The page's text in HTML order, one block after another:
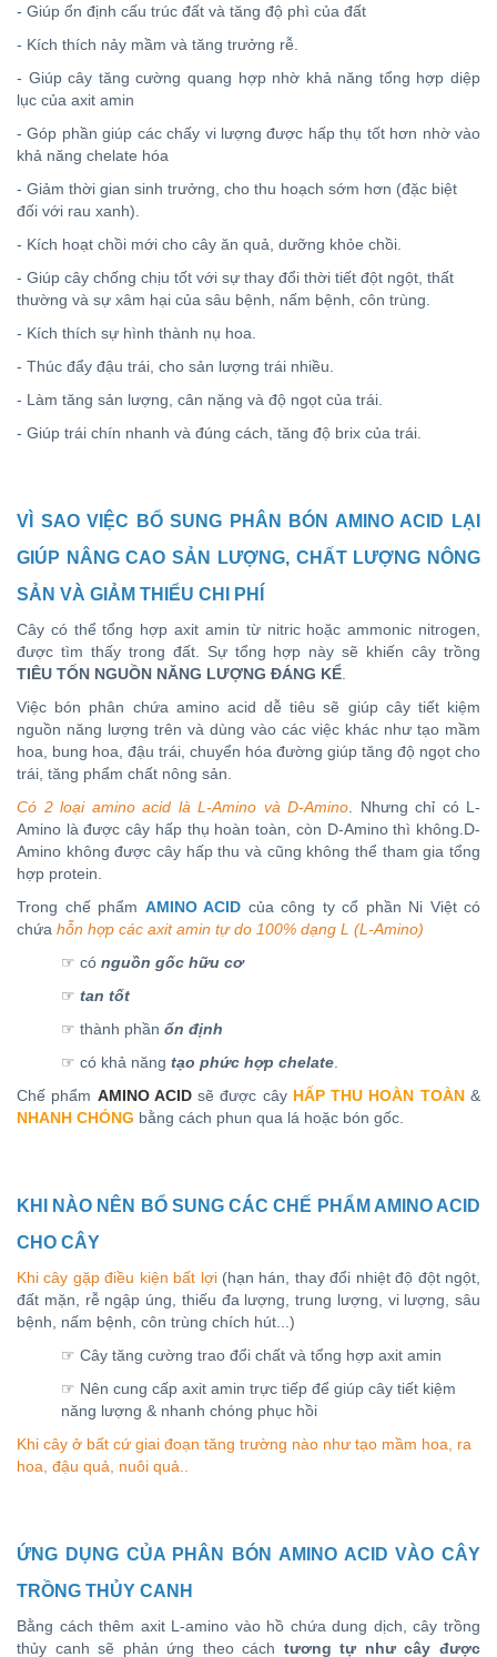
- Giúp ổn định cấu trúc đất và tăng độ phì của đất
- Kích thích nảy mầm và tăng trưởng rễ.
- Giúp cây tăng cường quang hợp nhờ khả năng tổng hợp diệp
lục của axit amin
- Góp phần giúp các chấy vi lượng được hấp thụ tốt hơn nhờ vào
khả năng chelate hóa
- Giảm thời gian sinh trưởng, cho thu hoạch sớm hơn (đặc biệt
đối với rau xanh).
- Kích hoạt chồi mới cho cây ăn quả, dưỡng khỏe chồi.
- Giúp cây chống chịu tốt với sự thay đổi thời tiết đột ngột, thất
thường và sự xâm hại của sâu bệnh, nấm bệnh, côn trùng.
- Kích thích sự hình thành nụ hoa.
- Thúc đẩy đậu trái, cho sản lượng trái nhiều.
- Làm tăng sản lượng, cân nặng và độ ngọt của trái.
- Giúp trái chín nhanh và đúng cách, tăng độ brix của trái.
VÌ SAO VIỆC BỔ SUNG PHÂN BÓN AMINO ACID LẠI
GIÚP NÂNG CAO SẢN LƯỢNG, CHẤT LƯỢNG NÔNG
SẢN VÀ GIẢM THIỂU CHI PHÍ
Cây có thể tổng hợp axit amin từ nitric hoặc ammonic nitrogen,
được tìm thấy trong đất. Sự tổng hợp này sẽ khiến cây trồng
TIÊU TỐN NGUỒN NĂNG LƯỢNG ĐÁNG KỂ
Việc bón phân chứa amino acid dễ tiêu sẽ giúp cây tiết kiệm
nguồn năng lượng trên và dùng vào các việc khác như tạo mầm
hoa, bung hoa, đậu trái, chuyển hóa đường giúp tăng độ ngọt cho
trái, tăng phẩm chất nông sản.
Có 2 loại amino acid là L-Amino và D-Amino . Nhưng chỉ có L-
Amino là được cây hấp thụ hoàn toàn, còn D-Amino thì không.D-
Amino không được cây hấp thu và cũng không thể tham gia tổng
hợp protein.
Trong chế phẩm AMINO ACID của công ty cổ phần Ni Việt có
chứa hỗn hợp các axit amin tự do 100% dạng L (L-Amino)
☞ có nguồn gốc hữu cơ
☞ tan tốt
☞ thành phần ổn định
☞ có khả năng tạo phức hợp chelate
Chế phẩm AMINO ACIDsẽ được cây HẤP THU HOÀN TOÀN&
NHANH CHÓNG bằng cách phun qua lá hoặc bón gốc.
KHI NÀO NÊN BỔ SUNG CÁC CHẾ PHẨM AMINO ACID
CHO CÂY
Khi cây gặp điều kiện bất lợi (hạn hán, thay đổi nhiệt độ đột ngột,
đất mặn, rễ ngập úng, thiếu đa lượng, trung lượng, vi lượng, sâu
bệnh, nấm bệnh, côn trùng chích hút...)
☞ Cây tăng cường trao đổi chất và tổng hợp axit amin
☞ Nên cung cấp axit amin trực tiếp để giúp cây tiết kiệm
năng lượng & nhanh chóng phục hồi
Khi cây ở bất cứ giai đoạn tăng trường nào như tạo mầm hoa, ra
hoa, đậu quả, nuôi quả..
ỨNG DỤNG CỦA PHÂN BÓN AMINO ACID VÀO CÂY
TRỒNG THỦY CANH
Bằng cách thêm axit L-amino vào hồ chứa dung dịch, cây trồng
thủy canh sẽ phản ứng theo cách tương tự như cây được